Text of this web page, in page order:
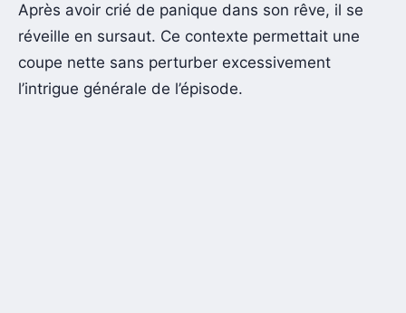
Après avoir crié de panique dans son rêve, il se
réveille en sursaut. Ce contexte permettait une
coupe nette sans perturber excessivement
l’intrigue générale de l’épisode.